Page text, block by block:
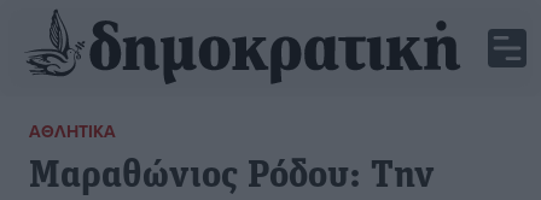
ΑΘΛΗΤΙΚΆ
Μαραθώνιος Ρόδου: Την